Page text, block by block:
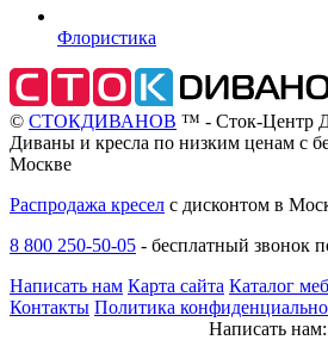
Флористика
© СТОКДИВАНОВ ™ - Сток-Центр
Диваны и кресла по низким ценам с
Москве
Распродажа кресел с дисконтом в
8 800 250-50-05 - бесплатный звонок
Написать нам Карта сайта Каталог
Контакты Политика
Написать нам: